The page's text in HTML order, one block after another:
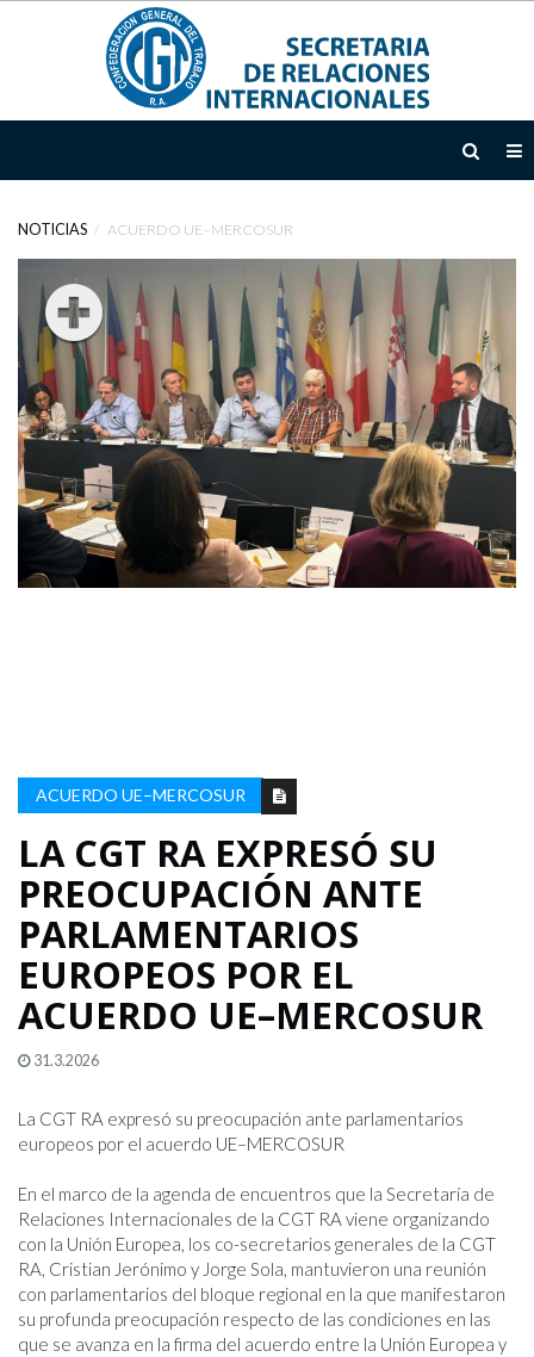
INICIO
INSTITUCIONAL
ÁREAS
DE
ACCIÓN
DOCUMENTOS
EMTD
NOTICIAS
NOTICIAS ACUERDO UE–MERCOSUR
ACUERDO UE–MERCOSUR
LA CGT RA EXPRESÓ SU
PREOCUPACIÓN ANTE
PARLAMENTARIOS
EUROPEOS POR EL
ACUERDO UE–MERCOSUR
31.3.2026
La CGT RA expresó su preocupación ante parlamentarios
europeos por el acuerdo UE–MERCOSUR
En el marco de la agenda de encuentros que la Secretaría de
Relaciones Internacionales de la CGT RA viene organizando
con la Unión Europea, los co-secretarios generales de la CGT
RA, Cristian Jerónimo y Jorge Sola, mantuvieron una reunión
con parlamentarios del bloque regional en la que manifestaron
su profunda preocupación respecto de las condiciones en las
que se avanza en la firma del acuerdo entre la Unión Europea y